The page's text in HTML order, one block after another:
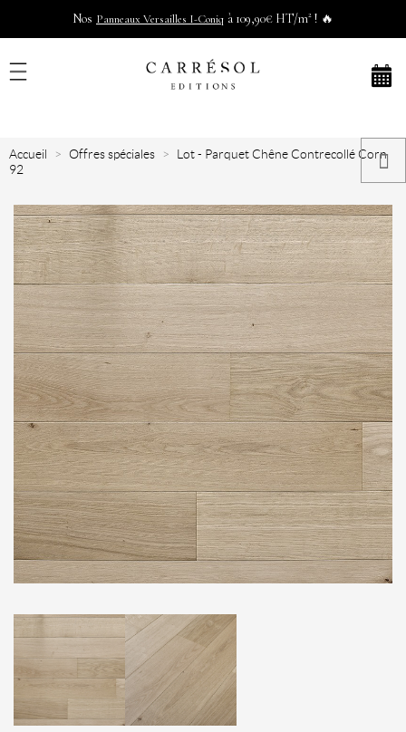
Nos Panneaux Versailles I-Coniq à 109,90€ HT/m² ! 🔥
Accueil Offres spéciales
Lot - Parquet Chêne Contrecollé Corn
92